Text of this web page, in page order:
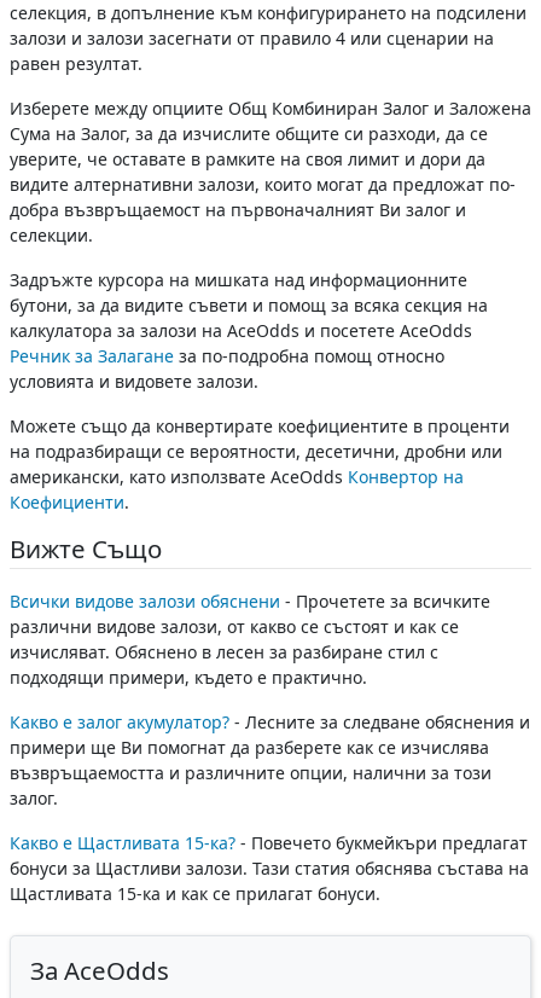
селекция, в допълнение към конфигурирането на подсилени
залози и залози засегнати от правило 4 или сценарии на
равен резултат.
Изберете между опциите Общ Комбиниран Залог и Заложена
Сума на Залог, за да изчислите общите си разходи, да се
уверите, че оставате в рамките на своя лимит и дори да
видите алтернативни залози, които могат да предложат по-
добра възвръщаемост на първоначалният Ви залог и
селекции.
Задръжте курсора на мишката над информационните
бутони, за да видите съвети и помощ за всяка секция на
калкулатора за залози на AceOdds и посетете AceOdds
Речник за Залагане за по-подробна помощ относно
условията и видовете залози.
Можете също да конвертирате коефициентите в проценти
на подразбиращи се вероятности, десетични, дробни или
американски, като използвате AceOdds Конвертор на
Коефициенти.
Вижте Също
Всички видове залози обяснени - Прочетете за всичките
различни видове залози, от какво се състоят и как се
изчисляват. Обяснено в лесен за разбиране стил с
подходящи примери, където е практично.
Какво е залог акумулатор? - Лесните за следване обяснения и
примери ще Ви помогнат да разберете как се изчислява
възвръщаемостта и различните опции, налични за този
залог.
Какво е Щастливата 15-ка? - Повечето букмейкъри предлагат
бонуси за Щастливи залози. Тази статия обяснява състава на
Щастливата 15-ка и как се прилагат бонуси.
За AceOdds